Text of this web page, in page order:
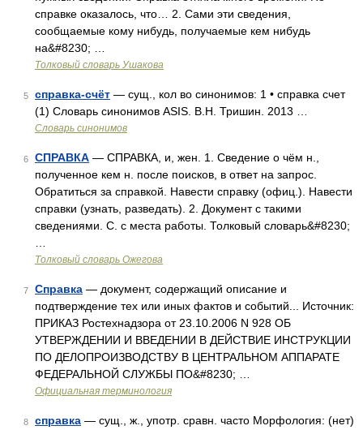
справке оказалось, что… 2. Сами эти сведения,
сообщаемые кому нибудь, получаемые кем нибудь
на&#8230; …
Толковый словарь Ушакова
5 справка-счёт — сущ., кол во синонимов: 1 • справка счет
(1) Словарь синонимов ASIS. В.Н. Тришин. 2013 …
Словарь синонимов
6 СПРАВКА — СПРАВКА, и, жен. 1. Сведение о чём н.,
полученное кем н. после поисков, в ответ на запрос.
Обратиться за справкой. Навести справку (офиц.). Навести
справки (узнать, разведать). 2. Документ с такими
сведениями. С. с места работы. Толковый словарь&#8230;
Толковый словарь Ожегова
7 Справка — документ, содержащий описание и
подтверждение тех или иных фактов и событий... Источник:
ПРИКАЗ Ростехнадзора от 23.10.2006 N 928 ОБ
УТВЕРЖДЕНИИ И ВВЕДЕНИИ В ДЕЙСТВИЕ ИНСТРУКЦИИ
ПО ДЕЛОПРОИЗВОДСТВУ В ЦЕНТРАЛЬНОМ АППАРАТЕ
ФЕДЕРАЛЬНОЙ СЛУЖБЫ ПО&#8230; …
Официальная терминология
8 справка — сущ., ж., употр. сравн. часто Морфология: (нет)